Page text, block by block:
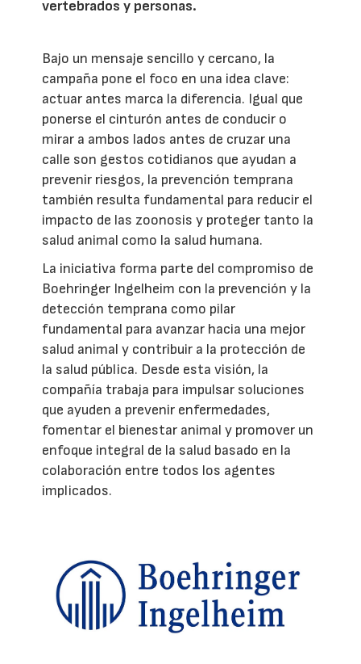
vertebrados y personas.
Bajo un mensaje sencillo y cercano, la
campaña pone el foco en una idea clave:
actuar antes marca la diferencia. Igual que
ponerse el cinturón antes de conducir o
mirar a ambos lados antes de cruzar una
calle son gestos cotidianos que ayudan a
prevenir riesgos, la prevención temprana
también resulta fundamental para reducir el
impacto de las zoonosis y proteger tanto la
salud animal como la salud humana.
La iniciativa forma parte del compromiso de
Boehringer Ingelheim con la prevención y la
detección temprana como pilar
fundamental para avanzar hacia una mejor
salud animal y contribuir a la protección de
la salud pública. Desde esta visión, la
compañía trabaja para impulsar soluciones
que ayuden a prevenir enfermedades,
fomentar el bienestar animal y promover un
enfoque integral de la salud basado en la
colaboración entre todos los agentes
implicados.